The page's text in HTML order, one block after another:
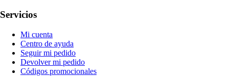
Servicios
Mi cuenta
Centro de ayuda
Seguir mi pedido
Devolver mi pedido
Códigos promocionales